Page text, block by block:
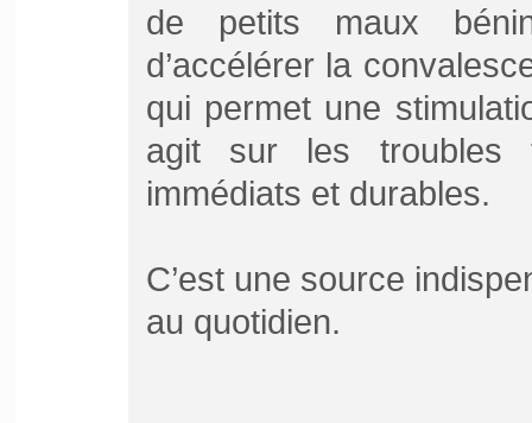
de petits maux
d’accélérer la
qui permet une
agit sur les troubles
immédiats et durables.
C’est une source
au quotidien.